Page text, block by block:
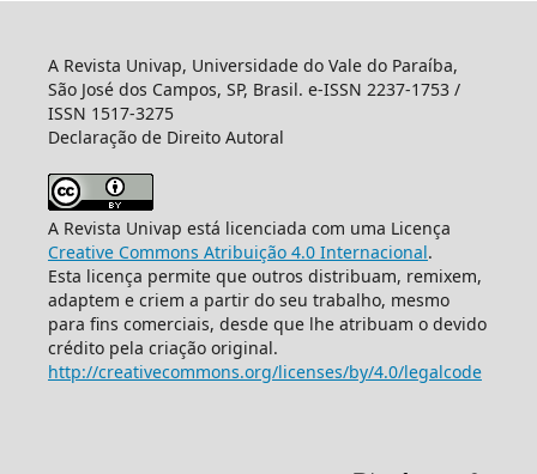
A Revista Univap, Universidade do Vale do Paraíba,
São José dos Campos, SP, Brasil. e-ISSN 2237-1753 /
ISSN 1517-3275
Declaração de Direito Autoral
A Revista Univap está licenciada com uma Licença
Creative Commons Atribuição 4.0 Internacional.
Esta licença permite que outros distribuam, remixem,
adaptem e criem a partir do seu trabalho, mesmo
para fins comerciais, desde que lhe atribuam o devido
crédito pela criação original.
http://creativecommons.org/licenses/by/4.0/legalcode